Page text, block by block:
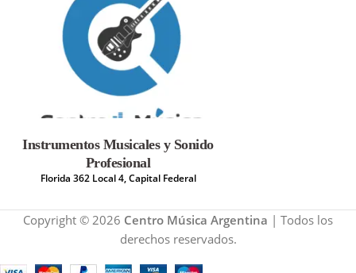
Instrumentos Musicales y Sonido
Profesional
Florida 362 Local 4, Capital Federal
Copyright © 2026 Centro Música Argentina | Todos los
derechos reservados.